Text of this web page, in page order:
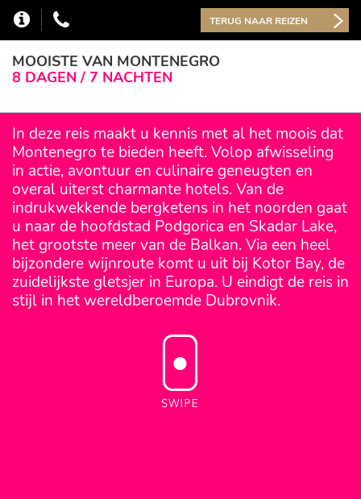
TERUG NAAR REIZEN
MOOISTE VAN MONTENEGRO
8 DAGEN / 7 NACHTEN
In deze reis maakt u kennis met al het moois dat
Montenegro te bieden heeft. Volop afwisseling
in actie, avontuur en culinaire geneugten en
overal uiterst charmante hotels. Van de
indrukwekkende bergketens in het noorden gaat
u naar de hoofdstad Podgorica en Skadar Lake,
het grootste meer van de Balkan. Via een heel
bijzondere wijnroute komt u uit bij Kotor Bay, de
zuidelijkste gletsjer in Europa. U eindigt de reis in
stijl in het wereldberoemde Dubrovnik.